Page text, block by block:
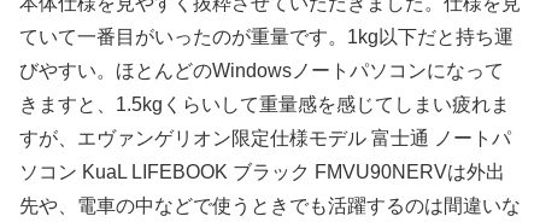
ていて一番目がいったのが重量です。1kg以下だと持ち運
びやすい。ほとんどのWindowsノートパソコンになって
きますと、1.5kgくらいして重量感を感じてしまい疲れま
すが、エヴァンゲリオン限定仕様モデル 富士通 ノートパ
ソコン KuaL LIFEBOOK ブラック FMVU90NERVは外出
先や、電車の中などで使うときでも活躍するのは間違いな